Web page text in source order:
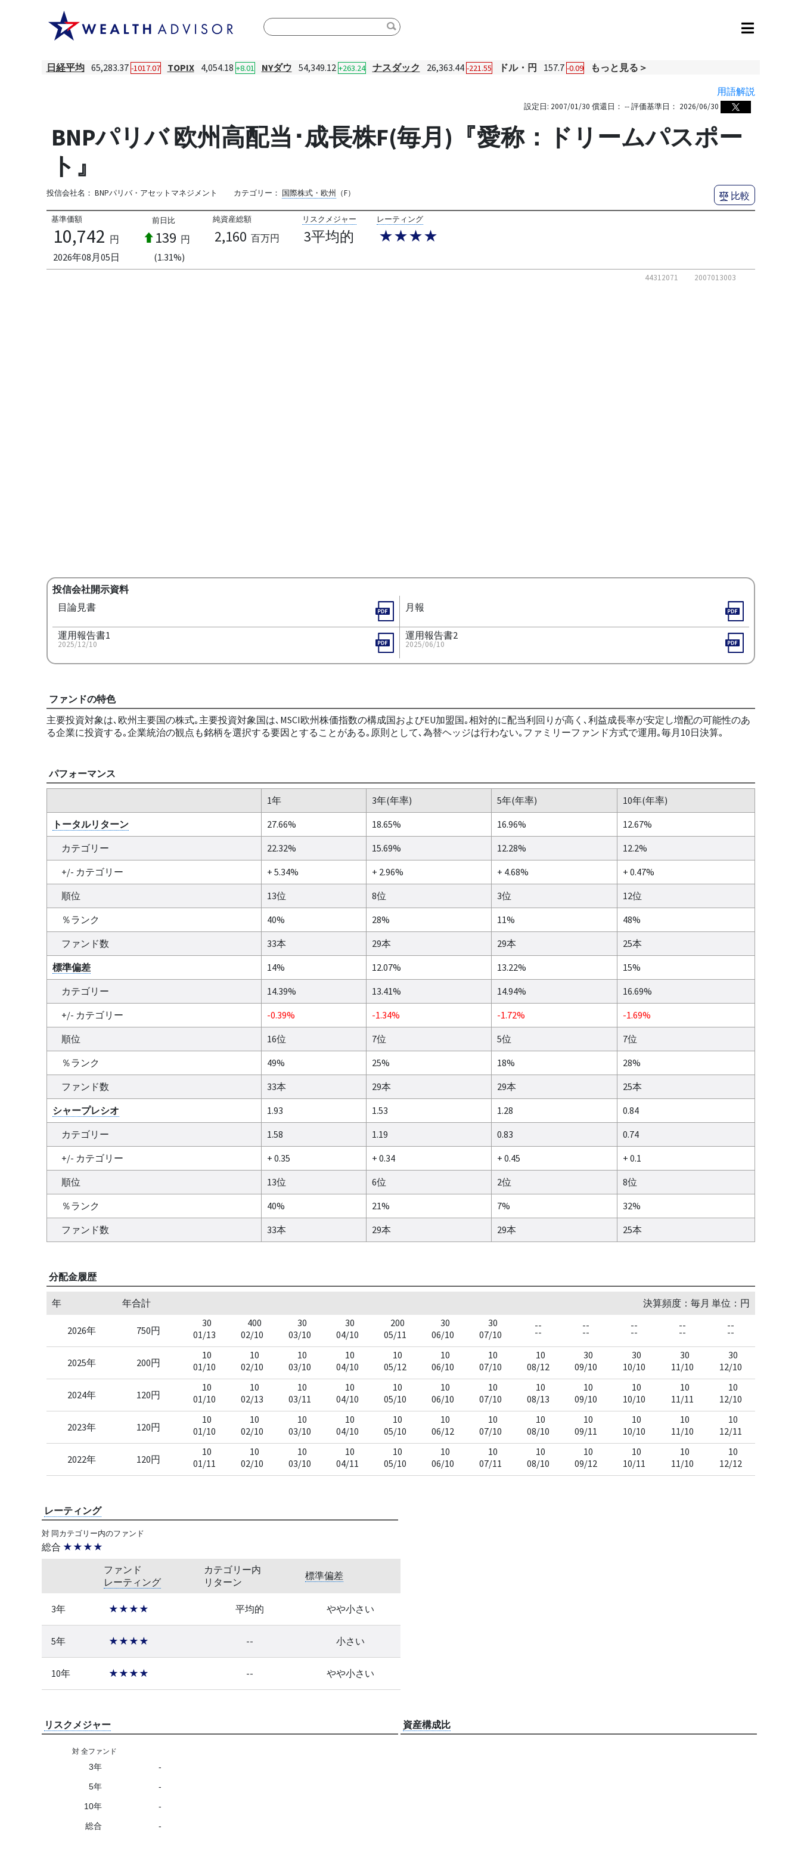
日経平均 65,283.37 -1017.07 TOPIX 4,054.18 +8.01 NYダウ 54,349.12 +263.24 ナスダック 26,363.44 -221.55 ドル・円 157.7 -0.09
もっと見る＞
用語解説
設定日: 2007/01/30 償還日： -- 評価基準日： 2026/06/30
BNPパリバ 欧州高配当･成長株F(毎月)『愛称：ドリームパスポー
ト』
投信会社名： BNPパリバ・アセットマネジメント カテゴリー： 国際株式・欧州 （F） 比較
基準価額
10,742 円
2026年08月05日
前日比
139 円
(1.31%)
純資産総額
2,160 百万円
リスクメジャー
3平均的
レーティング
★★★★
44312071 2007013003
投信会社開示資料
目論見書
月報
運用報告書1
2025/12/10
運用報告書2
2025/06/10
ファンドの特色
主要投資対象は､欧州主要国の株式｡主要投資対象国は､MSCI欧州株価指数の構成国およびEU加盟国｡相対的に配当利回りが高く､利益成長率が安定し増配の可能性のあ
る企業に投資する｡企業統治の観点も銘柄を選択する要因とすることがある｡原則として､為替ヘッジは行わない｡ファミリーファンド方式で運用｡毎月10日決算｡
パフォーマンス
1年 3年(年率) 5年(年率)
10年(年率)
トータルリターン
27.66% 18.65% 16.96%
12.67%
カテゴリー
22.32% 15.69% 12.28%
12.2%
+/- カテゴリー
+ 5.34% + 2.96% + 4.68%
+ 0.47%
順位
13位 8位 3位
12位
％ランク
40% 28% 11%
48%
ファンド数
33本 29本 29本
25本
標準偏差
14% 12.07% 13.22%
15%
カテゴリー
14.39% 13.41% 14.94%
16.69%
+/- カテゴリー
-0.39% -1.34% -1.72%
-1.69%
順位
16位 7位 5位
7位
％ランク
49% 25% 18%
28%
ファンド数
33本 29本 29本
25本
シャープレシオ
1.93 1.53 1.28
0.84
カテゴリー
1.58 1.19 0.83
0.74
+/- カテゴリー
+ 0.35 + 0.34 + 0.45
+ 0.1
順位
13位 6位 2位
8位
％ランク
40% 21% 7%
32%
ファンド数
33本 29本 29本 25本
分配金履歴
年 年合計 決算頻度：毎月 単位：円
2026年 750円
30
01/13
400
02/10
30
03/10
30
04/10
200
05/11
30
06/10
30
07/10
--
--
--
--
--
--
--
--
--
--
2025年 200円
10
01/10
10
02/10
10
03/10
10
04/10
10
05/12
10
06/10
10
07/10
10
08/12
30
09/10
30
10/10
30
11/10
30
12/10
2024年 120円
10
01/10
10
02/13
10
03/11
10
04/10
10
05/10
10
06/10
10
07/10
10
08/13
10
09/10
10
10/10
10
11/11
10
12/10
2023年 120円
10
01/10
10
02/10
10
03/10
10
04/10
10
05/10
10
06/12
10
07/10
10
08/10
10
09/11
10
10/10
10
11/10
10
12/11
2022年 120円
10
01/11
10
02/10
10
03/10
10
04/11
10
05/10
10
06/10
10
07/11
10
08/10
10
09/12
10
10/11
10
11/10
10
12/12
レーティング
対 同カテゴリー内のファンド
総合 ★★★★
ファンド
レーティング
カテゴリー内
リターン
標準偏差
3年 ★★★★ 平均的 やや小さい
5年 ★★★★ -- 小さい
10年 ★★★★ -- やや小さい
リスクメジャー
対 全ファンド
3年 -
5年 -
10年 -
総合 -
資産構成比